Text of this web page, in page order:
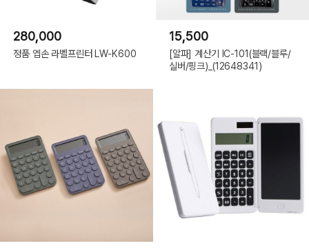
280,000
정품 엡손 라벨프린터 LW-K600
15,500
[알파] 계산기 IC-101(블랙/블루/
실버/핑크)_(12648341)